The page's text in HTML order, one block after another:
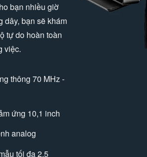
bạn nhiều giờ
dây, bạn sẽ khám
tự do hoàn toàn
việc.
thông 70 MHz -
ứng 10,1 inch
analog
tối đa 2,5